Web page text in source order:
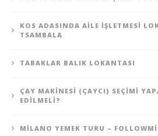
KOS ADASINDA AILE İŞLETMESI
TSAMBALA
TABAKLAR BALIK LOKANTASI
ÇAY MAKINESI (ÇAYCI) SEÇIMI
EDILMELI?
MILANO YEMEK TURU –